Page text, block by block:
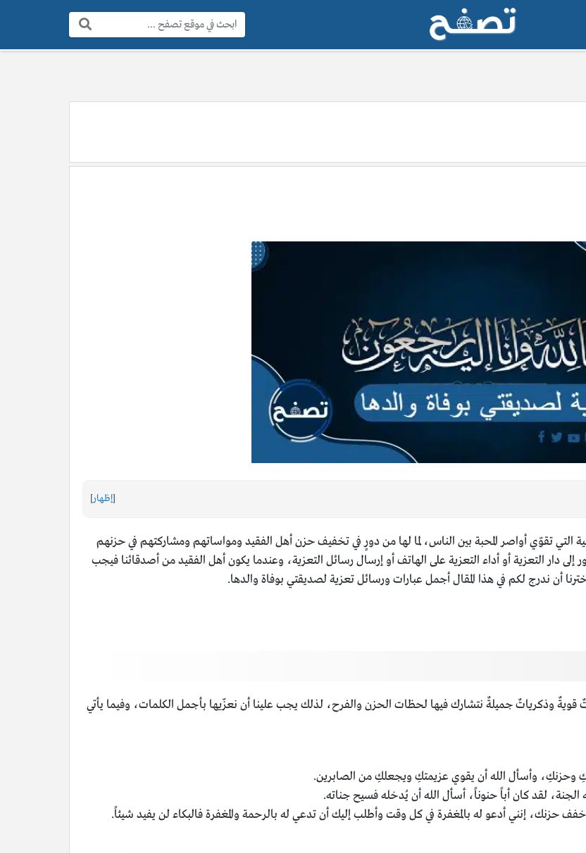
البحث:
[إظهار]
التي تقوّي أواصر المحبة بين الناس، لما لها من دورٍ في تخفيف حزن أهل الفقيد ومواساتهم ومشاركتهم في حزنهم
دار التعزية أو أداء التعزية على الهاتف أو إرسال رسائل التعزية، وعندما يكون أهل الفقيد من أصدقائنا فيجب
أن ندرج لكم في هذا المقال أجمل عبارات ورسائل تعزية لصديقتي بوفاة والدها.
قويةٌ وذكرياتٌ جميلةٌ نتشارك فيها لحظات الحزن والفرح، لذلك يجب علينا أن نعزّيها بأجمل الكلمات، وفيما يأتي
وحزنكِ، وأسأل الله أن يقوي عزيمتكِ ويجعلكِ من الصابرين.
لقد كان أباً حنوناً، أسأل الله أن يُدخله فسيح جناته.
حزنك، إنني أدعو له بالمغفرة في كل وقت وأطلب إليك أن تدعي له بالرحمة والمغفرة فالبكاء لن يفيد شيئاً.